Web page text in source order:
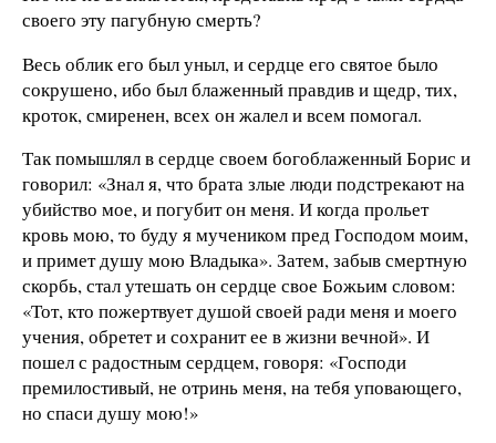
своего эту пагубную смерть?
Весь облик его был уныл, и сердце его святое было
сокрушено, ибо был блаженный правдив и щедр, тих,
кроток, смиренен, всех он жалел и всем помогал.
Так помышлял в сердце своем богоблаженный Борис и
говорил: «Знал я, что брата злые люди подстрекают на
убийство мое, и погубит он меня. И когда прольет
кровь мою, то буду я мучеником пред Господом моим,
и примет душу мою Владыка». Затем, забыв смертную
скорбь, стал утешать он сердце свое Божьим словом:
«Тот, кто пожертвует душой своей ради меня и моего
учения, обретет и сохранит ее в жизни вечной». И
пошел с радостным сердцем, говоря: «Господи
премилостивый, не отринь меня, на тебя уповающего,
но спаси душу мою!»